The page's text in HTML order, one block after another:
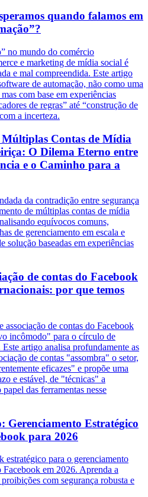
quando falamos em
no mundo do comércio
e marketing de mídia social é
e mal compreendida. Este artigo
de automação, não como uma
com base em experiências
de regras” até “construção de
a incerteza.
Múltiplas Contas de Mídia
O Dilema Eterno entre
e o Caminho para a
da contradição entre segurança
de múltiplas contas de mídia
equívocos comuns,
de gerenciamento em escala e
solução baseadas em experiências
de contas do Facebook
por que temos
associação de contas do Facebook
incômodo" para o círculo de
artigo analisa profundamente as
de contas "assombra" o setor,
eficazes" e propõe uma
e estável, de "técnicas" a
das ferramentas nesse
Gerenciamento Estratégico
para 2026
estratégico para o gerenciamento
Facebook em 2026. Aprenda a
com segurança robusta e